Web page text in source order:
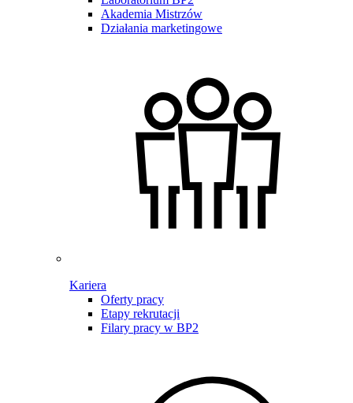
Akademia Mistrzów
Działania marketingowe
Kariera
Oferty pracy
Etapy rekrutacji
Filary pracy w BP2